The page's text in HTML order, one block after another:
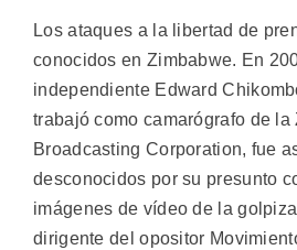
Los ataques a la libertad de
conocidos en Zimbabwe. En
independiente Edward
trabajó como camarógrafo de la
Broadcasting Corporation, fue
desconocidos por su presunto
imágenes de vídeo de la
dirigente del opositor